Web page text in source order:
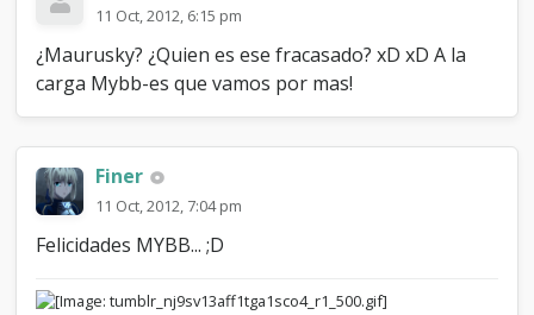
11 Oct, 2012, 6:15 pm
¿Maurusky? ¿Quien es ese fracasado? xD xD A la
carga Mybb-es que vamos por mas!
Finer
11 Oct, 2012, 7:04 pm
Felicidades MYBB... ;D